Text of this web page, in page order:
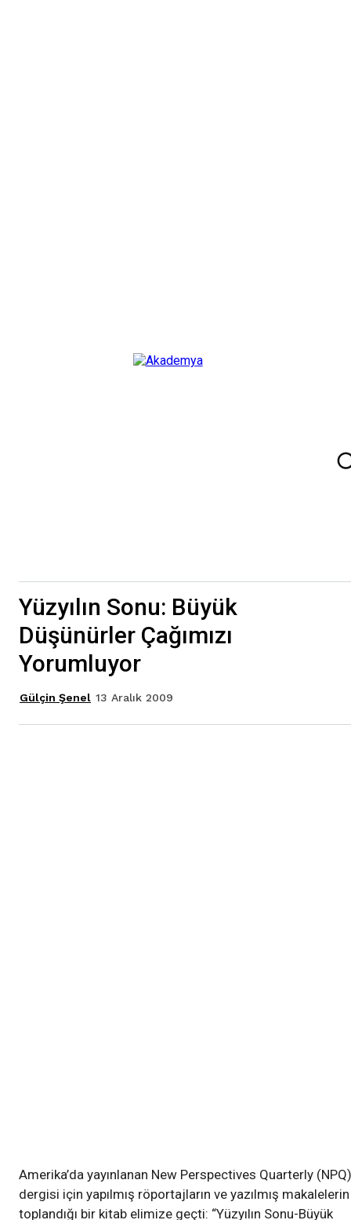
Yüzyılın Sonu: Büyük
Düşünürler Çağımızı
Yorumluyor
Gülçin Şenel 13 Aralık 2009
Amerika’da yayınlanan New Perspectives Quarterly (NPQ)
dergisi için yapılmış röportajların ve yazılmış makalelerin
toplandığı bir kitab elimize geçti: “Yüzyılın Sonu-Büyük